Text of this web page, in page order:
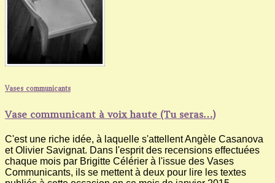
Vases communicants
Vase communicant à voix haute (Tu seras…)
C'est une riche idée, à laquelle s'attellent Angèle Casanova
et Olivier Savignat. Dans l'esprit des recensions effectuées
chaque mois par Brigitte Célérier à l'issue des Vases
Communicants, ils se mettent à deux pour lire les textes